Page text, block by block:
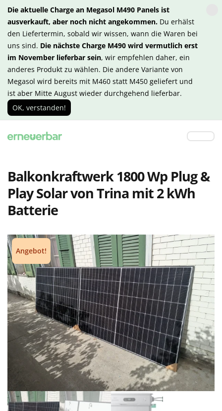
Die aktuelle Charge an Megasol M490 Panels ist
ausverkauft, aber noch nicht angekommen. Du erhälst
den Liefertermin, sobald wir wissen, wann die Waren bei
uns sind. Die nächste Charge M490 wird vermutlich erst
im November lieferbar sein, wir empfehlen daher, ein
anderes Produkt zu wählen. Die andere Variante von
Megasol wird bereits mit M460 statt M450 geliefert und
ist aber Mitte August wieder durchgehend lieferbar.
OK, verstanden!
Balkonkraftwerk 1800 Wp Plug &
Play Solar von Trina mit 2 kWh
Batterie
Angebot!